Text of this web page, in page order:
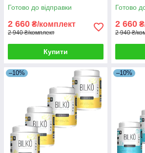
Готово до відправки
2 660 ₴/комплект
2 940 ₴/комплект
Купити
Готово
2 660
2 940 ₴/
–10% –10%